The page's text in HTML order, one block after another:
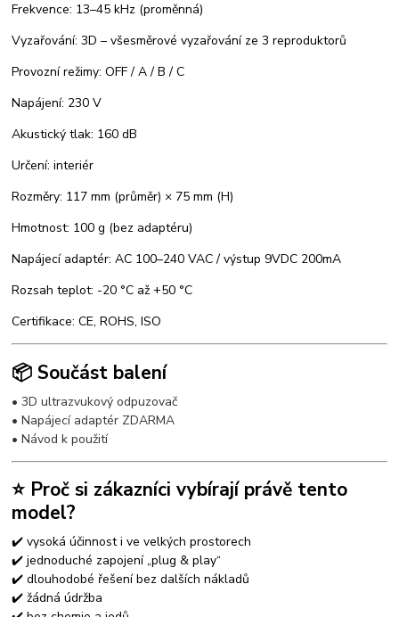
Frekvence: 13–45 kHz (proměnná)
Vyzařování: 3D – všesměrové vyzařování ze 3 reproduktorů
Provozní režimy: OFF / A / B / C
Napájení: 230 V
Akustický tlak: 160 dB
Určení: interiér
Rozměry: 117 mm (průměr) × 75 mm (H)
Hmotnost: 100 g (bez adaptéru)
Napájecí adaptér: AC 100–240 VAC / výstup 9VDC 200mA
Rozsah teplot: -20 °C až +50 °C
Certifikace: CE, ROHS, ISO
📦 Součást balení
• 3D ultrazvukový odpuzovač
• Napájecí adaptér ZDARMA
• Návod k použití
⭐ Proč si zákazníci vybírají právě tento
model?
✔️ vysoká účinnost i ve velkých prostorech
✔️ jednoduché zapojení „plug & play“
✔️ dlouhodobé řešení bez dalších nákladů
✔️ žádná údržba